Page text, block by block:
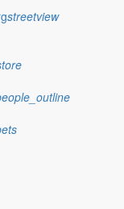
streetview